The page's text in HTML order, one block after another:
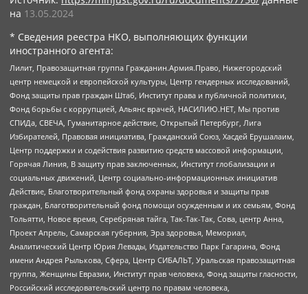
на 13.05.2024
* Сведения реестра НКО, выполняющих функции
иностранного агента:
Лилит, Правозащитная группа Гражданин.Армия.Право, Нижегородский
центр немецкой и европейской культуры, Центр гендерных исследований,
Фонд защиты прав граждан Штаб, Институт права и публичной политики,
Фонд борьбы с коррупцией, Альянс врачей, НАСИЛИЮ.НЕТ, Мы против
СПИДа, СВЕЧА, Гуманитарное действие, Открытый Петербург, Лига
Избирателей, Правовая инициатива, Гражданский Союз, Хасдей Ерушалаим,
Центр поддержки и содействия развитию средств массовой информации,
Горячая Линия, В защиту прав заключенных, Институт глобализации и
социальных движений, Центр социально-информационных инициатив
Действие, Благотворительный фонд охраны здоровья и защиты прав
граждан, Благотворительный фонд помощи осужденным и их семьям, Фонд
Тольятти, Новое время, Серебряная тайга, Так-Так-Так, Сова, центр Анна,
Проект Апрель, Самарская губерния, Эра здоровья, Мемориал,
Аналитический Центр Юрия Левады, Издательство Парк Гагарина, Фонд
имени Андрея Рылькова, Сфера, Центр СИБАЛЬТ, Уральская правозащитная
группа, Женщины Евразии, Институт прав человека, Фонд защиты гласности,
Российский исследовательский центр по правам человека,